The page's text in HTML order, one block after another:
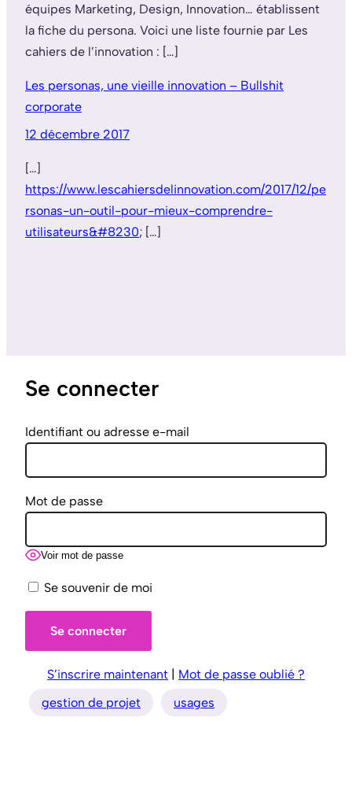
équipes Marketing, Design, Innovation… établissent
la fiche du persona. Voici une liste fournie par Les
cahiers de l’innovation : […]
Les personas, une vieille innovation – Bullshit
corporate
12 décembre 2017
[…]
https://www.lescahiersdelinnovation.com/2017/12/pe
rsonas-un-outil-pour-mieux-comprendre-
utilisateurs&#8230; […]
Se connecter
Identifiant ou adresse e-mail
Mot de passe
Voir mot de passe
Se souvenir de moi
S’inscrire maintenant | Mot de passe oublié ?
gestion de projet
usages